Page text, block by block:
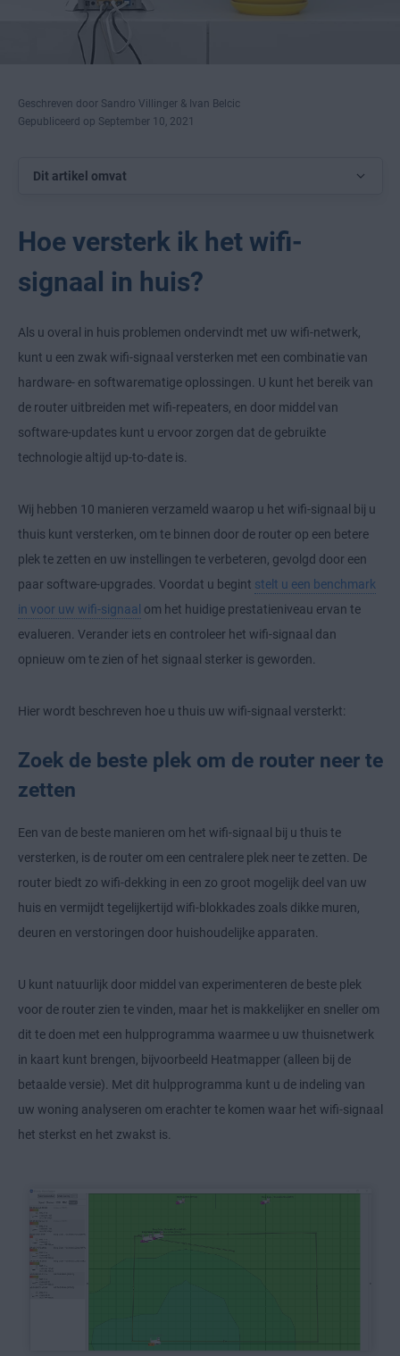
Geschreven door Sandro Villinger & Ivan Belcic
Gepubliceerd op September 10, 2021
Dit artikel omvat
Hoe versterk ik het wifi-
signaal in huis?
Als u overal in huis problemen ondervindt met uw wifi-netwerk,
kunt u een zwak wifi-signaal versterken met een combinatie van
hardware- en softwarematige oplossingen. U kunt het bereik van
de router uitbreiden met wifi-repeaters, en door middel van
software-updates kunt u ervoor zorgen dat de gebruikte
technologie altijd up-to-date is.
Wij hebben 10 manieren verzameld waarop u het wifi-signaal bij u
thuis kunt versterken, om te binnen door de router op een betere
plek te zetten en uw instellingen te verbeteren, gevolgd door een
paar software-upgrades. Voordat u begint stelt u een benchmark
in voor uw wifi-signaal om het huidige prestatieniveau ervan te
evalueren. Verander iets en controleer het wifi-signaal dan
opnieuw om te zien of het signaal sterker is geworden.
Hier wordt beschreven hoe u thuis uw wifi-signaal versterkt:
Zoek de beste plek om de router neer te
zetten
Een van de beste manieren om het wifi-signaal bij u thuis te
versterken, is de router om een centralere plek neer te zetten. De
router biedt zo wifi-dekking in een zo groot mogelijk deel van uw
huis en vermijdt tegelijkertijd wifi-blokkades zoals dikke muren,
deuren en verstoringen door huishoudelijke apparaten.
U kunt natuurlijk door middel van experimenteren de beste plek
voor de router zien te vinden, maar het is makkelijker en sneller om
dit te doen met een hulpprogramma waarmee u uw thuisnetwerk
in kaart kunt brengen, bijvoorbeeld Heatmapper (alleen bij de
betaalde versie). Met dit hulpprogramma kunt u de indeling van
uw woning analyseren om erachter te komen waar het wifi-signaal
het sterkst en het zwakst is.